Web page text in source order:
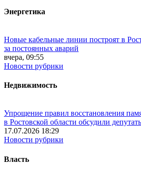
Энергетика
Новые кабельные линии построят в
за постоянных аварий
вчера, 09:55
Новости рубрики
Недвижимость
Упрощение правил восстановления
в Ростовской области обсудили
17.07.2026 18:29
Новости рубрики
Власть